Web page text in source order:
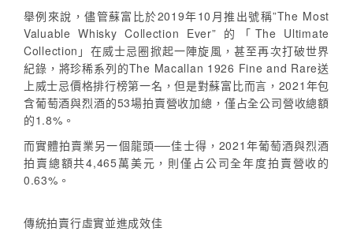
舉例來說，儘管蘇富比於2019年10月推出號稱”The Most
Valuable Whisky Collection Ever” 的「The Ultimate
Collection」在威士忌圈掀起一陣旋風，甚至再次打破世界
紀錄，將珍稀系列的The Macallan 1926 Fine and Rare送
上威士忌價格排行榜第一名，但是對蘇富比而言，2021年包
含葡萄酒與烈酒的53場拍賣營收加總，僅占全公司營收總額
的1.8%。
而實體拍賣業另一個龍頭──佳士得，2021年葡萄酒與烈酒
拍賣總額共4,465萬美元，則僅占公司全年度拍賣營收的
0.63%。
傳統拍賣行虛實並進成效佳